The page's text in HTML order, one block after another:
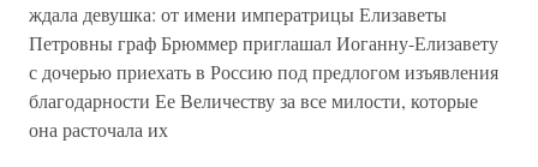
ждала девушка: от имени императрицы Елизаветы
Петровны граф Брюммер приглашал Иоганну-Елизавету
с дочерью приехать в Россию под предлогом изъявления
благодарности Ее Величеству за все милости, которые
она расточала их